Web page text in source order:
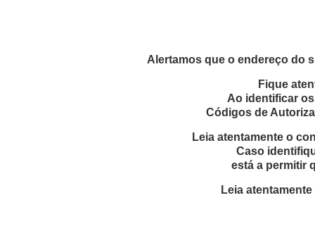
Alertamos que o endereço do
Fique
Ao identificar
Códigos de
Leia atentamente o
Caso
está a permitir
Leia